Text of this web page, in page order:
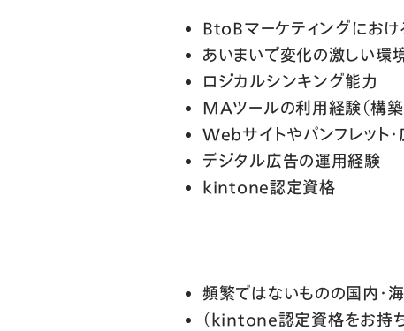
BtoBマーケティングにお
あいまいで変化の激しい環
ロジカルシンキング能力
MAツールの利用経験（構築
Webサイトやパンフレット
デジタル広告の運用経験
kintone認定資格
頻繁ではないものの国内・
（kintone認定資格をお持